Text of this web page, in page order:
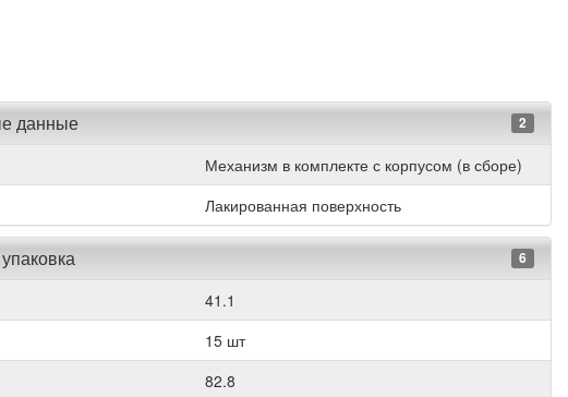
данные 2
Механизм в комплекте с корпусом (в сборе)
Лакированная поверхность
6
41.1
15 шт
82.8